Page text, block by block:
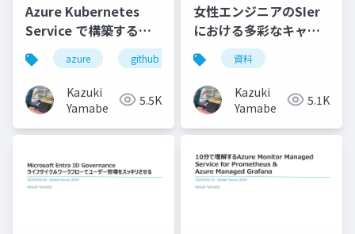
Azure Kubernetes
Service で構築する
GitHub Actions
Runner Controller
azure github
Kazuki
Yamabe
5.5K
女性エンジニアのSIer
における多彩なキャリ
ア戦略資料
Kazuki
Yamabe
5.1K